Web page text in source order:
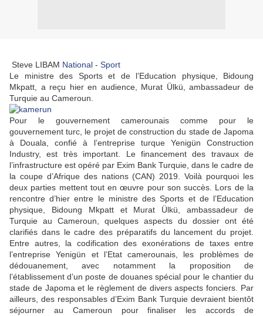
Steve LIBAM National - Sport
Le ministre des Sports et de l’Education physique, Bidoung
Mkpatt, a reçu hier en audience, Murat Ülkü, ambassadeur de
Turquie au Cameroun.
Pour le gouvernement camerounais comme pour le
gouvernement turc, le projet de construction du stade de Japoma
à Douala, confié à l’entreprise turque Yenigün Construction
Industry, est très important. Le financement des travaux de
l’infrastructure est opéré par Exim Bank Turquie, dans le cadre de
la coupe d’Afrique des nations (CAN) 2019. Voilà pourquoi les
deux parties mettent tout en œuvre pour son succès. Lors de la
rencontre d’hier entre le ministre des Sports et de l’Education
physique, Bidoung Mkpatt et Murat Ülkü, ambassadeur de
Turquie au Cameroun, quelques aspects du dossier ont été
clarifiés dans le cadre des préparatifs du lancement du projet.
Entre autres, la codification des exonérations de taxes entre
l’entreprise Yenigün et l’Etat camerounais, les problèmes de
dédouanement, avec notamment la proposition de
l’établissement d’un poste de douanes spécial pour le chantier du
stade de Japoma et le règlement de divers aspects fonciers. Par
ailleurs, des responsables d’Exim Bank Turquie devraient bientôt
séjourner au Cameroun pour finaliser les accords de